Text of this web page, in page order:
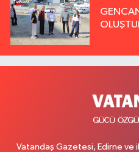
Vatandaş Gazetesi, Edirne ve